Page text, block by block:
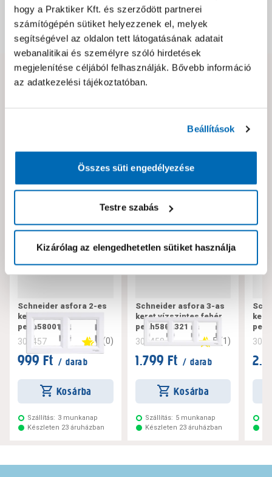
hogy a Praktiker Kft. és szerződött partnerei
számítógépén sütiket helyezzenek el, melyek
segítségével az oldalon tett látogatásának adatait
webanalitikai és személyre szóló hirdetések
megjelenítése céljából felhasználják. Bővebb információ
az adatkezelési tájékoztatóban.
Beállítások
Összes süti engedélyezése
Testre szabás
Kizárólag az elengedhetetlen sütiket használja
Dokumentumok, felelős személy
Hibát találtál az oldalon vagy a termék leírásában?
Schneider asfora 2-es
keret vízszintes fehér
peph5800121
300457 0 (0)
999 Ft / darab
Kosárba
Szállítás: 3 munkanap
Készleten 23 áruházban
Schneider asfora 3-as
keret vízszintes fehér
peph5800321
300458 5 (1 )
1.799 Ft / darab
Kosárba
Szállítás: 5 munkanap
Készleten 23 áruházban